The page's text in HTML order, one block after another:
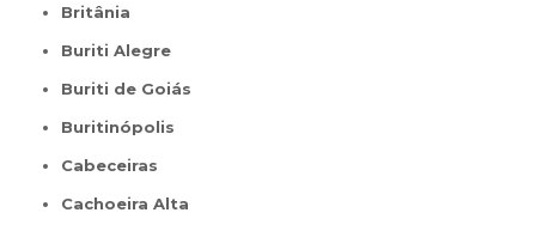
Britânia
Buriti Alegre
Buriti de Goiás
Buritinópolis
Cabeceiras
Cachoeira Alta